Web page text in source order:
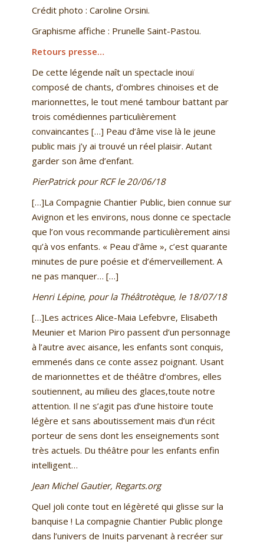
Crédit photo : Caroline Orsini.
Graphisme affiche : Prunelle Saint-Pastou.
Retours presse…
De cette légende naît un spectacle inouï
composé de chants, d’ombres chinoises et de
marionnettes, le tout mené tambour battant par
trois comédiennes particulièrement
convaincantes […] Peau d’âme vise là le jeune
public mais j’y ai trouvé un réel plaisir. Autant
garder son âme d’enfant.
PierPatrick pour RCF le 20/06/18
[…]La Compagnie Chantier Public, bien connue sur
Avignon et les environs, nous donne ce spectacle
que l’on vous recommande particulièrement ainsi
qu’à vos enfants. « Peau d’âme », c’est quarante
minutes de pure poésie et d’émerveillement. A
ne pas manquer… […]
Henri Lépine, pour la Théâtrotèque, le 18/07/18
[…]Les actrices Alice-Maia Lefebvre, Elisabeth
Meunier et Marion Piro passent d’un personnage
à l’autre avec aisance, les enfants sont conquis,
emmenés dans ce conte assez poignant. Usant
de marionnettes et de théâtre d’ombres, elles
soutiennent, au milieu des glaces,toute notre
attention. Il ne s’agit pas d’une histoire toute
légère et sans aboutissement mais d’un récit
porteur de sens dont les enseignements sont
très actuels. Du théâtre pour les enfants enfin
intelligent…
Jean Michel Gautier, Regarts.org
Quel joli conte tout en légèreté qui glisse sur la
banquise ! La compagnie Chantier Public plonge
dans l’univers de Inuits parvenant à recréer sur